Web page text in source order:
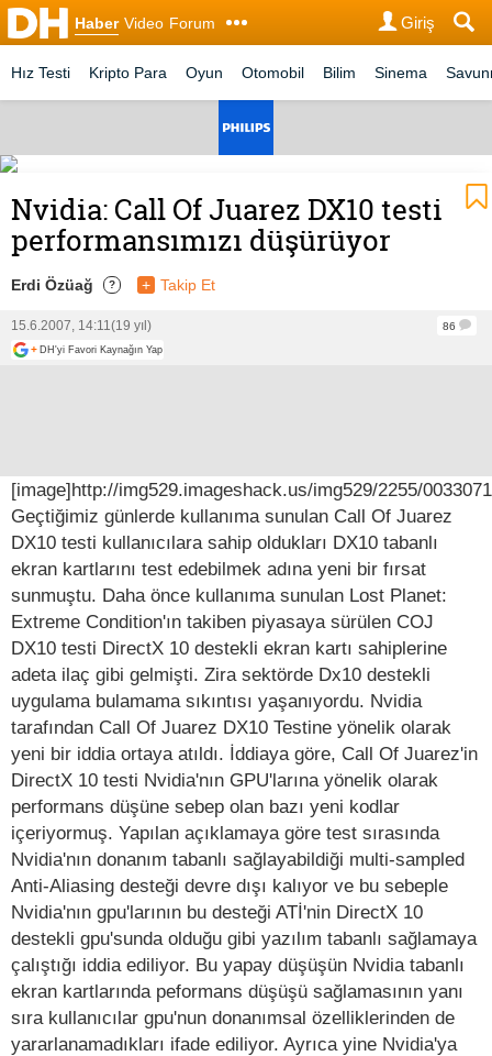
Haber Video Forum Giriş
Hız Testi Kripto Para Oyun Otomobil Bilim Sinema
Nvidia: Call Of Juarez DX10 testi
performansımızı düşürüyor
Erdi Özüağ ? + Takip Et
15.6.2007, 14:11(19 yıl)
86
+ DH'yi Favori Kaynağın Yap
[image]http://img529.imageshack.us/img529/2255/
Geçtiğimiz günlerde kullanıma sunulan Call Of Juarez
DX10 testi kullanıcılara sahip oldukları DX10 tabanlı
ekran kartlarını test edebilmek adına yeni bir fırsat
sunmuştu. Daha önce kullanıma sunulan Lost Planet:
Extreme Condition'ın takiben piyasaya sürülen COJ
DX10 testi DirectX 10 destekli ekran kartı sahiplerine
adeta ilaç gibi gelmişti. Zira sektörde Dx10 destekli
uygulama bulamama sıkıntısı yaşanıyordu. Nvidia
tarafından Call Of Juarez DX10 Testine yönelik olarak
yeni bir iddia ortaya atıldı. İddiaya göre, Call Of Juarez'in
DirectX 10 testi Nvidia'nın GPU'larına yönelik olarak
performans düşüne sebep olan bazı yeni kodlar
içeriyormuş. Yapılan açıklamaya göre test sırasında
Nvidia'nın donanım tabanlı sağlayabildiği multi-sampled
Anti-Aliasing desteği devre dışı kalıyor ve bu sebeple
Nvidia'nın gpu'larının bu desteği ATİ'nin DirectX 10
destekli gpu'sunda olduğu gibi yazılım tabanlı sağlamaya
çalıştığı iddia ediliyor. Bu yapay düşüşün Nvidia tabanlı
ekran kartlarında peformans düşüşü sağlamasının yanı
sıra kullanıcılar gpu'nun donanımsal özelliklerinden de
yararlanamadıkları ifade ediliyor. Ayrıca yine Nvidia'ya